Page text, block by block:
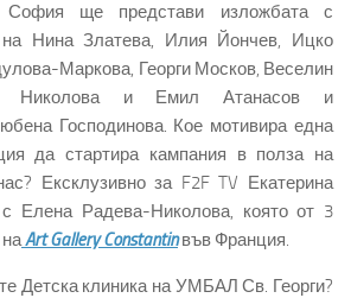
ще представи изложбата с
на Нина Златева, Илия Йончев, Ицко
Маркова, Георги Москов, Веселин
Николова и Емил Атанасов и
Господинова. Кое мотивира една
да стартира кампания в полза на
Ексклузивно за F2F TV Екатерина
с Елена Радева-Николова, която от 3
Art Gallery Constantinвъв Франция.
Детска клиника на УМБАЛ Св. Георги?